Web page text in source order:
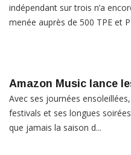
indépendant sur trois n’a
menée auprès de 500 TPE et
Amazon Music lance
Avec ses journées
festivals et ses longues
que jamais la saison d...